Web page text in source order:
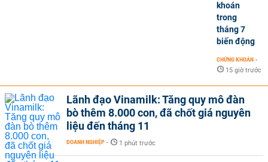
khoán
trong
tháng 7
biến động
CHỨNG KHOÁN -
15 giờ trước
Lãnh đạo Vinamilk: Tăng quy mô đàn
bò thêm 8.000 con, đã chốt giá nguyên
liệu đến tháng 11
DOANH NGHIỆP - 1 phút trước